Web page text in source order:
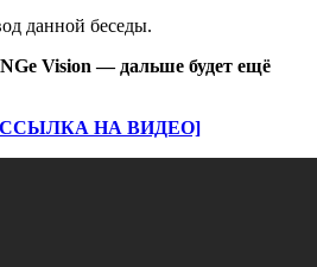
данной беседы.
Vision — дальше будет ещё
НА ВИДЕО]